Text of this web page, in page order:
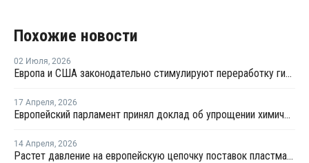
Похожие новости
02 Июля, 2026
Европа и США законодательно стимулируют переработку гибкой пластиковой упаковки
17 Апреля, 2026
Европейский парламент принял доклад об упрощении химического законодательства
14 Апреля, 2026
Растет давление на европейскую цепочку поставок пластмасс